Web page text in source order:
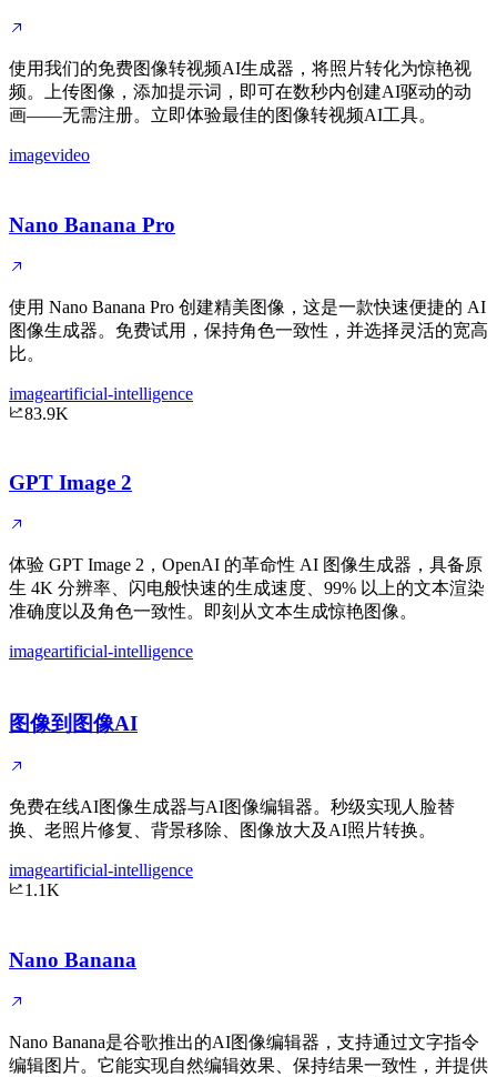
使用我们的免费图像转视频AI生成器，将照片转化为惊艳视
频。上传图像，添加提示词，即可在数秒内创建AI驱动的动
画——无需注册。立即体验最佳的图像转视频AI工具。
imagevideo
Nano Banana Pro
使用 Nano Banana Pro 创建精美图像，这是一款快速便捷的 AI
图像生成器。免费试用，保持角色一致性，并选择灵活的宽高
比。
imageartificial-intelligence
83.9K
GPT Image 2
体验 GPT Image 2，OpenAI 的革命性 AI 图像生成器，具备原
生 4K 分辨率、闪电般快速的生成速度、99% 以上的文本渲染
准确度以及角色一致性。即刻从文本生成惊艳图像。
imageartificial-intelligence
图像到图像AI
免费在线AI图像生成器与AI图像编辑器。秒级实现人脸替
换、老照片修复、背景移除、图像放大及AI照片转换。
imageartificial-intelligence
1.1K
Nano Banana
Nano Banana是谷歌推出的AI图像编辑器，支持通过文字指令
编辑图片。它能实现自然编辑效果、保持结果一致性，并提供